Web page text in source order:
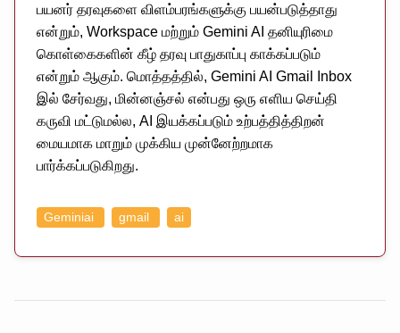
பயனர் தரவுகளை விளம்பரங்களுக்கு பயன்படுத்தாது
என்றும், Workspace மற்றும் Gemini AI தனியுரிமை
கொள்கைகளின் கீழ் தரவு பாதுகாப்பு காக்கப்படும்
என்றும் ஆகும். மொத்தத்தில், Gemini AI Gmail Inbox
இல் சேர்வது, மின்னஞ்சல் என்பது ஒரு எளிய செய்தி
கருவி மட்டுமல்ல, AI இயக்கப்படும் உற்பத்தித்திறன்
மையமாக மாறும் முக்கிய முன்னேற்றமாக
பார்க்கப்படுகிறது.
Geminiai gmail ai